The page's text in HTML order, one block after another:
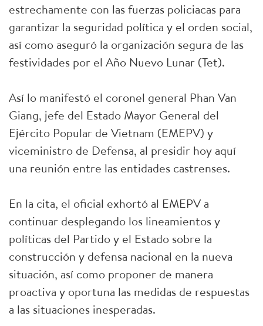
estrechamente con las fuerzas policiacas para
garantizar la seguridad política y el orden social,
así como aseguró la organización segura de las
festividades por el Año Nuevo Lunar (Tet).
Así lo manifestó el coronel general Phan Van
Giang, jefe del Estado Mayor General del
Ejército Popular de Vietnam (EMEPV) y
viceministro de Defensa, al presidir hoy aquí
una reunión entre las entidades castrenses.
En la cita, el oficial exhortó al EMEPV a
continuar desplegando los lineamientos y
políticas del Partido y el Estado sobre la
construcción y defensa nacional en la nueva
situación, así como proponer de manera
proactiva y oportuna las medidas de respuestas
a las situaciones inesperadas.